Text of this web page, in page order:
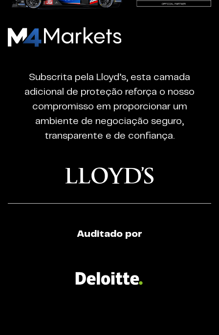
M4Markets
CFD
Trading
Regulated
Broker
Subscrita pela Lloyd’s, esta camada
adicional de proteção reforça o nosso
compromisso em proporcionar um
ambiente de negociação seguro,
transparente e de confiança.
Auditado por